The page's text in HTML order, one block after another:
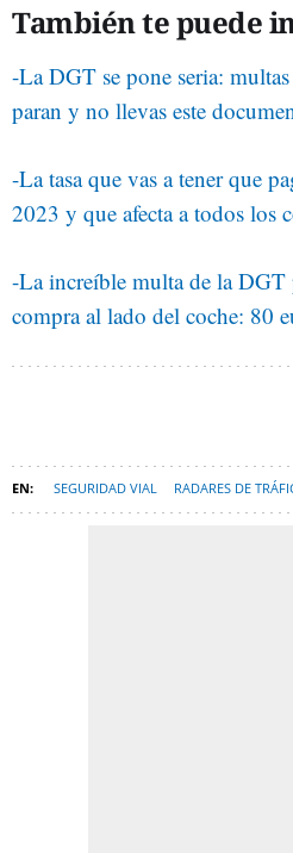
También te puede
-La DGT se pone seria:
paran y no llevas este
-La tasa que vas a tener que
2023 y que afecta a todos los
-La increíble multa de la DGT
compra al lado del coche: 80
SEGURIDAD VIAL RADARES DE